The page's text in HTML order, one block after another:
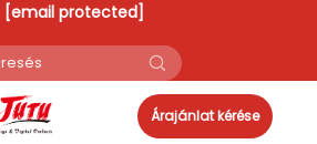
[email protected]
Árajánlat kérése